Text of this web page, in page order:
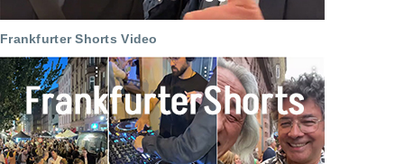
Frankfurter Shorts Video